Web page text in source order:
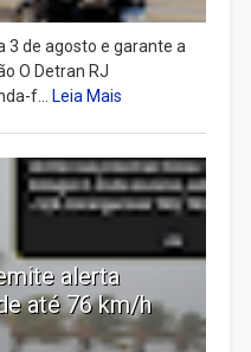
3 de agosto e garante a
O Detran RJ
f... Leia Mais
alerta
até 76 km/h